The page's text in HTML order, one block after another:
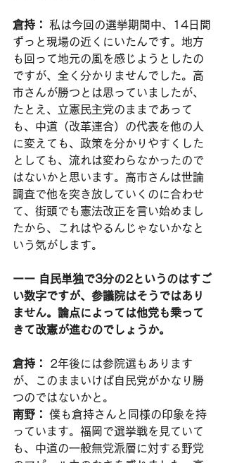
倉持：
私は今回の選挙期間中、14日間
ずっと現場の近くにいたんです。地方
も回って地元の風を感じようとしたの
ですが、全く分かりませんでした。高
市さんが勝つとは思っていましたが、
たとえ、立憲民主党のままであって
も、中道（改革連合）の代表を他の人
に変えても、政策を分かりやすくした
としても、流れは変わらなかったので
はないかと思います。高市さんは世論
調査で他を突き放していくのに合わせ
て、街頭でも憲法改正を言い始めまし
たから、これはやるんじゃないかなと
いう気がします。
ーー 自民単独で3分の2というのはすご
い数字ですが、参議院はそうではあり
ません。論点によっては他党も乗って
きて改憲が進むのでしょうか。
倉持：
2年後には参院選もあります
が、このままいけば自民党がかなり勝
つのではないかと。
南野：
僕も倉持さんと同様の印象を持
っています。福岡で選挙戦を見ていて
も、中道の一般無党派層に対する野党